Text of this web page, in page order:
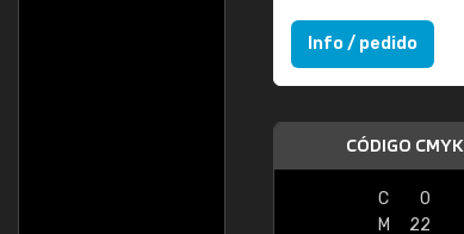
Info / pedido
CÓDIGO CMYK
C
0
M
22